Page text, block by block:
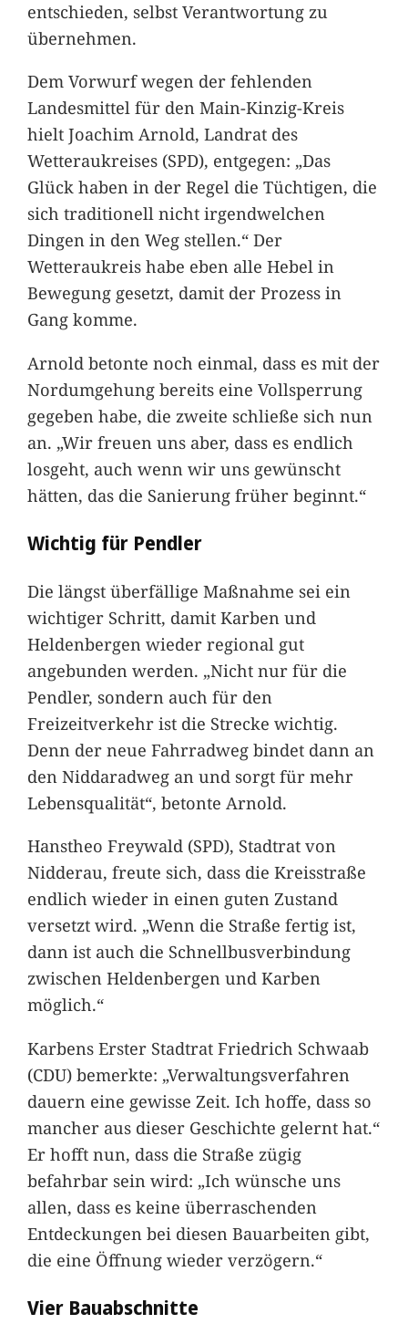
entschieden, selbst Verantwortung zu
übernehmen.
Dem Vorwurf wegen der fehlenden
Landesmittel für den Main-Kinzig-Kreis
hielt Joachim Arnold, Landrat des
Wetteraukreises (SPD), entgegen: „Das
Glück haben in der Regel die Tüchtigen, die
sich traditionell nicht irgendwelchen
Dingen in den Weg stellen.“ Der
Wetteraukreis habe eben alle Hebel in
Bewegung gesetzt, damit der Prozess in
Gang komme.
Arnold betonte noch einmal, dass es mit der
Nordumgehung bereits eine Vollsperrung
gegeben habe, die zweite schließe sich nun
an. „Wir freuen uns aber, dass es endlich
losgeht, auch wenn wir uns gewünscht
hätten, das die Sanierung früher beginnt.“
Wichtig für Pendler
Die längst überfällige Maßnahme sei ein
wichtiger Schritt, damit Karben und
Heldenbergen wieder regional gut
angebunden werden. „Nicht nur für die
Pendler, sondern auch für den
Freizeitverkehr ist die Strecke wichtig.
Denn der neue Fahrradweg bindet dann an
den Niddaradweg an und sorgt für mehr
Lebensqualität“, betonte Arnold.
Hanstheo Freywald (SPD), Stadtrat von
Nidderau, freute sich, dass die Kreisstraße
endlich wieder in einen guten Zustand
versetzt wird. „Wenn die Straße fertig ist,
dann ist auch die Schnellbusverbindung
zwischen Heldenbergen und Karben
möglich.“
Karbens Erster Stadtrat Friedrich Schwaab
(CDU) bemerkte: „Verwaltungsverfahren
dauern eine gewisse Zeit. Ich hoffe, dass so
mancher aus dieser Geschichte gelernt hat.“
Er hofft nun, dass die Straße zügig
befahrbar sein wird: „Ich wünsche uns
allen, dass es keine überraschenden
Entdeckungen bei diesen Bauarbeiten gibt,
die eine Öffnung wieder verzögern.“
Vier Bauabschnitte